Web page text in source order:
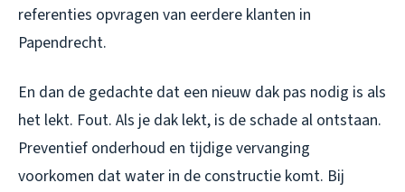
referenties opvragen van eerdere klanten in
Papendrecht.
En dan de gedachte dat een nieuw dak pas nodig is als
het lekt. Fout. Als je dak lekt, is de schade al ontstaan.
Preventief onderhoud en tijdige vervanging
voorkomen dat water in de constructie komt. Bij